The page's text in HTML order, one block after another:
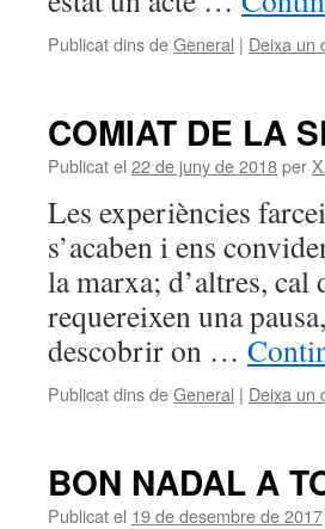
Publicat dins deGeneral | Deixa un
COMIAT DE LA
Publicat el 22 de juny de 2018per
Les experiències
s’acaben i ens
la marxa; d’altres, cal
requereixen una
descobrir on …
Publicat dins deGeneral | Deixa un
BON NADAL A
Publicat el 19 de desembre de 2017